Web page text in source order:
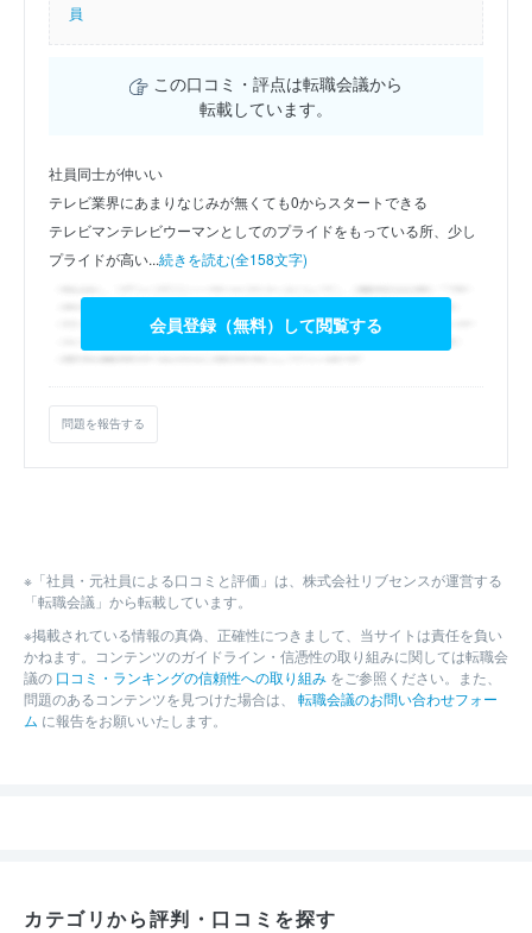
員
この口コミ・評点は転職会議から
転載しています。
社員同士が仲いい
テレビ業界にあまりなじみが無くても0からスタートできる
テレビマンテレビウーマンとしてのプライドをもっている所、少し
プライドが高い...続きを読む(全158文字)
会員登録（無料）して閲覧する
問題を報告する
※「社員・元社員による口コミと評価」は、株式会社リブセンスが運営する
「転職会議」から転載しています。
※掲載されている情報の真偽、正確性につきまして、当サイトは責任を負い
かねます。コンテンツのガイドライン・信憑性の取り組みに関しては転職会
議の 口コミ・ランキングの信頼性への取り組み をご参照ください。また、
問題のあるコンテンツを見つけた場合は、 転職会議のお問い合わせフォー
ム に報告をお願いいたします。
カテゴリから評判・口コミを探す